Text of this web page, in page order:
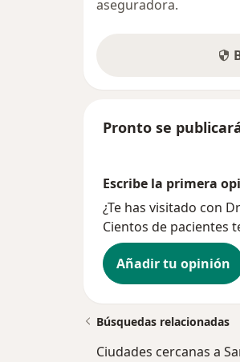
aseguradora.
Pronto se
Escribe la primera
¿Te has visitado con
Cientos de pacientes
Añadir tu opinión
Búsquedas relacionadas
Ciudades cercanas a